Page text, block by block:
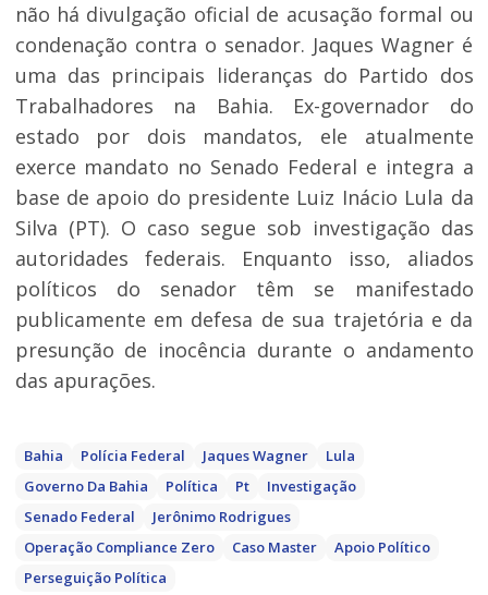
não há divulgação oficial de acusação formal ou
condenação contra o senador. Jaques Wagner é
uma das principais lideranças do Partido dos
Trabalhadores na Bahia. Ex-governador do
estado por dois mandatos, ele atualmente
exerce mandato no Senado Federal e integra a
base de apoio do presidente Luiz Inácio Lula da
Silva (PT). O caso segue sob investigação das
autoridades federais. Enquanto isso, aliados
políticos do senador têm se manifestado
publicamente em defesa de sua trajetória e da
presunção de inocência durante o andamento
das apurações.
Bahia Polícia Federal Jaques Wagner
Lula
Governo Da Bahia
Política Pt
Investigação
Senado Federal
Jerônimo Rodrigues
Operação Compliance Zero
Caso Master
Apoio Político
Perseguição Política